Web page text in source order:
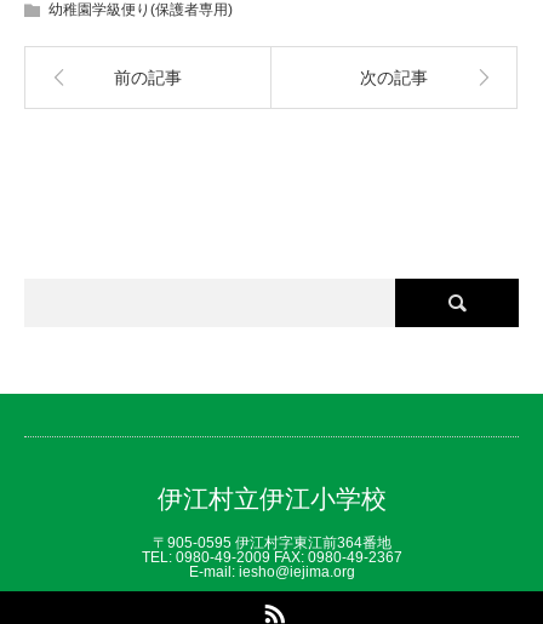
幼稚園学級便り(保護者専用)
前の記事 次の記事
伊江村立伊江小学校
〒905-0595 伊江村字東江前364番地
TEL: 0980‐49‐2009 FAX: 0980‐49‐2367
E-mail: iesho@iejima.org